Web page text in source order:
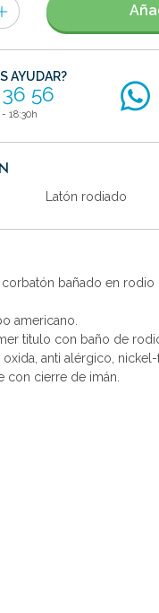
AYUDAR?
56
18:30h
Latón rodiado
bañado en rodio
americano.
titulo con baño de
anti alérgico, nickel-
con cierre de imán.